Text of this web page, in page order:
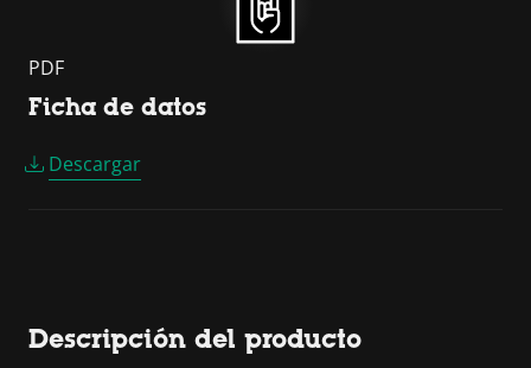
PDF
Ficha de datos
Descargar
Descripción del producto